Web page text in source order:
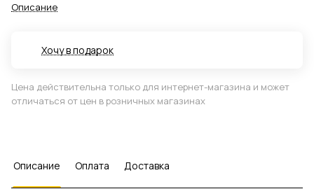
Описание
Хочу в подарок
Цена действительна только для интернет-магазина и может
отличаться от цен в розничных магазинах
Описание Оплата Доставка